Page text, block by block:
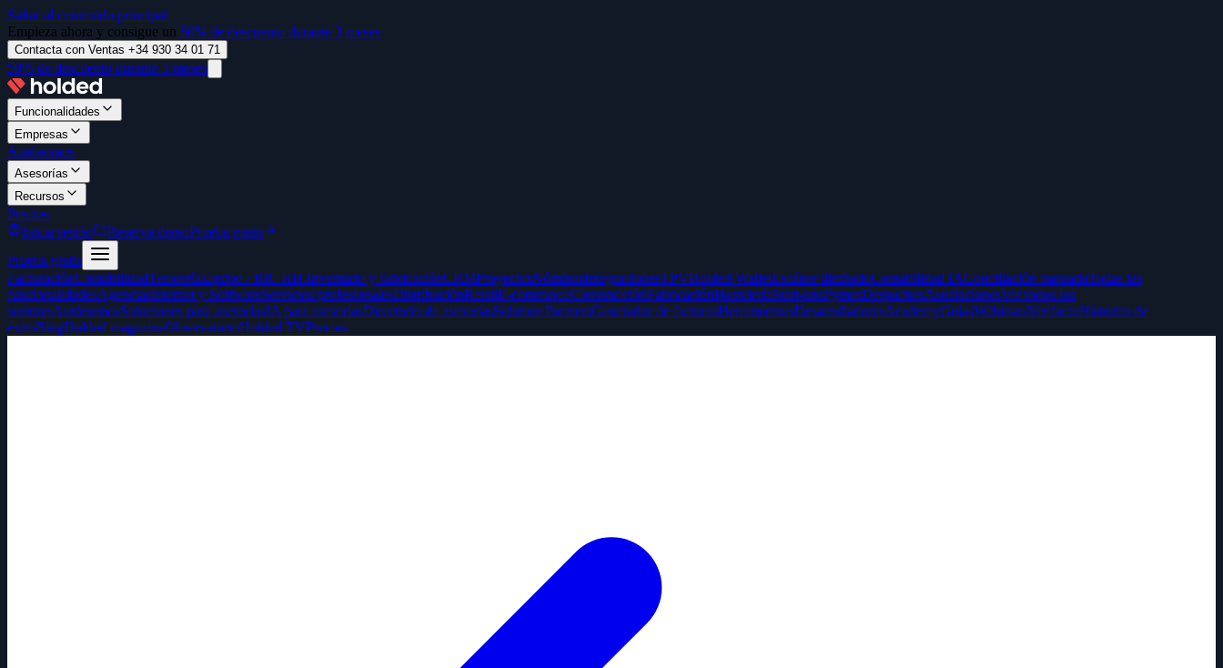
Saltar al contenido principal
Empieza ahora y consigue un 50% de descuento durante 3 meses
Contacta con Ventas +34 930 34 01 71
50% de descuento durante 3 meses
Funcionalidades
Empresas
Autónomos
Asesorías
Recursos
Precios
Inicia sesión
Reserva demoPrueba gratis
Prueba gratis
FacturaciónContabilidadTesoreríaEquipo / RR. HH.Inventario y fabricaciónCRMProyectosNóminasIntegracionesTPVHolded WalletEscáner ilimitadoContabilidad IAConciliación bancariaTodas las
funcionalidadesAgenciasInternet y SoftwareServicios profesionalesDistribuciónRetailE-commerceConstrucciónFabricaciónHosteleríaStart-upsPymesDespachosAsociacionesVer todos los
sectoresAutónomosSoluciones para asesoríasIA para asesoríasDirectorio de asesoríasSolution PartnersGenerador de facturasHerramientasDesarrolladoresAcademyGuíasWebinarsVerifactuHistorias de
éxitoBlogHolded magazineObservatorioHolded TVPrecios